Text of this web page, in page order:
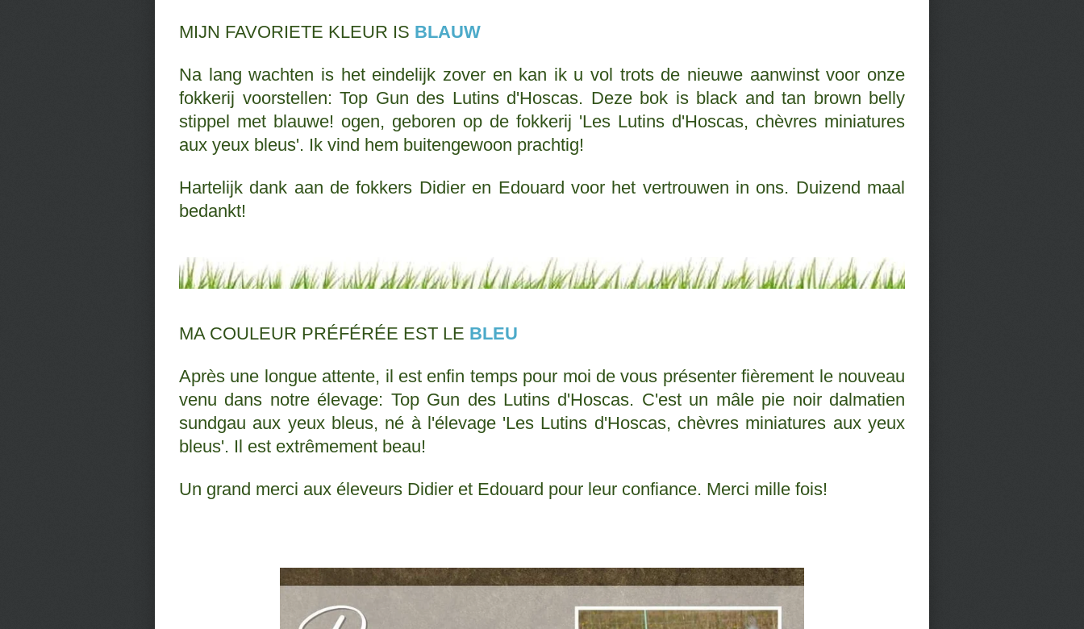
MIJN FAVORIETE KLEUR IS BLAUW
Na lang wachten is het eindelijk zover en kan ik u vol trots de nieuwe aanwinst voor onze
fokkerij voorstellen: Top Gun des Lutins d'Hoscas. Deze bok is black and tan brown belly
stippel met blauwe! ogen, geboren op de fokkerij 'Les Lutins d'Hoscas, chèvres miniatures
aux yeux bleus'. Ik vind hem buitengewoon prachtig!
Hartelijk dank aan de fokkers Didier en Edouard voor het vertrouwen in ons. Duizend maal
bedankt!
MA COULEUR PRÉFÉRÉE EST LE BLEU
Après une longue attente, il est enfin temps pour moi de vous présenter fièrement le nouveau
venu dans notre élevage: Top Gun des Lutins d'Hoscas. C'est un mâle pie noir dalmatien
sundgau aux yeux bleus, né à l'élevage 'Les Lutins d'Hoscas, chèvres miniatures aux yeux
bleus'. Il est extrêmement beau!
Un grand merci aux éleveurs Didier et Edouard pour leur confiance. Merci mille fois!